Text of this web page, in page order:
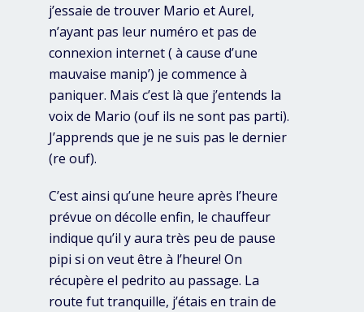
j’essaie de trouver Mario et Aurel,
n’ayant pas leur numéro et pas de
connexion internet ( à cause d’une
mauvaise manip’) je commence à
paniquer. Mais c’est là que j’entends la
voix de Mario (ouf ils ne sont pas parti).
J’apprends que je ne suis pas le dernier
(re ouf).
C’est ainsi qu’une heure après l’heure
prévue on décolle enfin, le chauffeur
indique qu’il y aura très peu de pause
pipi si on veut être à l’heure! On
récupère el pedrito au passage. La
route fut tranquille, j’étais en train de